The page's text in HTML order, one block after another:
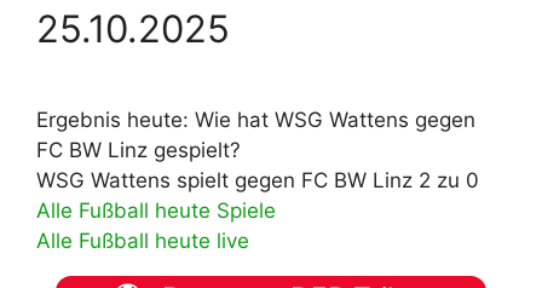
25.10.2025
Ergebnis heute: Wie hat WSG Wattens gegen
FC BW Linz gespielt?
WSG Wattens spielt gegen FC BW Linz 2 zu 0
Alle Fußball heute Spiele
Alle Fußball heute live